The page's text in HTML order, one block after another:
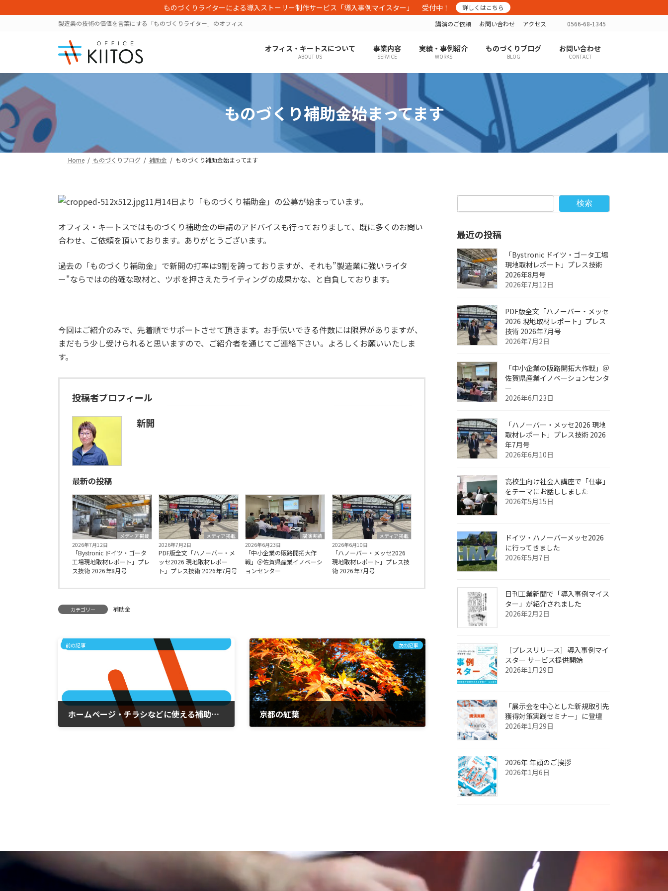
ン
ス
キ
ッ
プ
ビ
ン
に
移
動
ものづくりライターによる導入ストーリー制作サービス「導入事例マイスター」 受付中！
詳しくはこちら
製造業の技術の価値を言葉にする「ものづくりライター」のオフィス
講演のご依頼 お問い合わせ アクセス 0566-68-1345
オフィス・キートスについて
ABOUT US
事業内容
SERVICE
実績・事例紹介
WORKS
ものづくりブログ
BLOG
お問い合わせ
CONTACT
ものづくり補助金始まってます
Home ものづくりブログ 補助金 ものづくり補助金始まってます
11月14日より「ものづくり補助金」の公募が始まっています。
オフィス・キートスではものづくり補助金の申請のアドバイスも行っておりまして、既に多くのお問い
合わせ、ご依頼を頂いております。ありがとうございます。
過去の「ものづくり補助金」で新開の打率は9割を誇っておりますが、それも”製造業に強いライタ
ー"ならではの的確な取材と、ツボを押さえたライティングの成果かな、と自負しております。
今回はご紹介のみで、先着順でサポートさせて頂きます。お手伝いできる件数には限界がありますが、
まだもう少し受けられると思いますので、ご紹介者を通じてご連絡下さい。よろしくお願いいたしま
す。
投稿者プロフィール
新開
最新の投稿
メディア掲載
2026年7月12日
「Bystronic ドイツ・ゴータ
工場現地取材レポート」プレ
ス技術 2026年8月号
メディア掲載
2026年7月2日
PDF版全文「ハノーバー・メ
ッセ2026 現地取材レポー
ト」プレス技術 2026年7月号
講演実績
2026年6月23日
「中小企業の販路開拓大作
戦」＠佐賀県産業イノベーシ
ョンセンター
メディア掲載
2026年6月10日
「ハノーバー・メッセ2026
現地取材レポート」プレス技
術 2026年7月号
カテゴリー 補助金
前の記事
ホームページ・チラシなどに使える補助金スタート！
次の記事
京都の紅葉
検索
最近の投稿
「Bystronic ドイツ・ゴータ工場
現地取材レポート」プレス技術
2026年8月号
2026年7月12日
PDF版全文「ハノーバー・メッセ
2026 現地取材レポート」プレス
技術 2026年7月号
2026年7月2日
「中小企業の販路開拓大作戦」＠
佐賀県産業イノベーションセンタ
ー
2026年6月23日
「ハノーバー・メッセ2026 現地
取材レポート」プレス技術 2026
年7月号
2026年6月10日
高校生向け社会人講座で「仕事」
をテーマにお話ししました
2026年5月15日
ドイツ・ハノーバーメッセ2026
に行ってきました
2026年5月7日
日刊工業新聞で「導入事例マイス
ター」が紹介されました
2026年2月2日
［プレスリリース］導入事例マイ
スター サービス提供開始
2026年1月29日
「展示会を中心とした新規取引先
獲得対策実践セミナー」に登壇
2026年1月29日
2026年 年頭のご挨拶
2026年1月6日